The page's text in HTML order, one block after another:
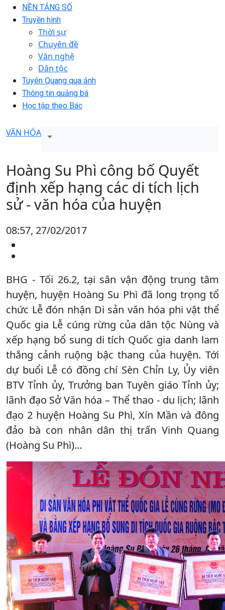
NỀN TẢNG SỐ
Truyền hình
Thời sự
Chuyên đề
Văn nghệ
Dân tộc
Tuyên Quang qua ảnh
Thông tin quảng bá
Học tập theo Bác
VĂN HÓA
Hoàng Su Phì công bố Quyết
định xếp hạng các di tích lịch
sử - văn hóa của huyện
08:57, 27/02/2017
BHG - Tối 26.2, tại sân vận động trung tâm
huyện, huyện Hoàng Su Phì đã long trọng tổ
chức Lễ đón nhận Di sản văn hóa phi vật thể
Quốc gia Lễ cúng rừng của dân tộc Nùng và
xếp hạng bổ sung di tích Quốc gia danh lam
thắng cảnh ruộng bậc thang của huyện. Tới
dự buổi Lễ có đồng chí Sèn Chỉn Ly, Ủy viên
BTV Tỉnh ủy, Trưởng ban Tuyên giáo Tỉnh ủy;
lãnh đạo Sở Văn hóa – Thể thao - du lịch; lãnh
đạo 2 huyện Hoàng Su Phì, Xín Mần và đông
đảo bà con nhân dân thị trấn Vinh Quang
(Hoàng Su Phì)…